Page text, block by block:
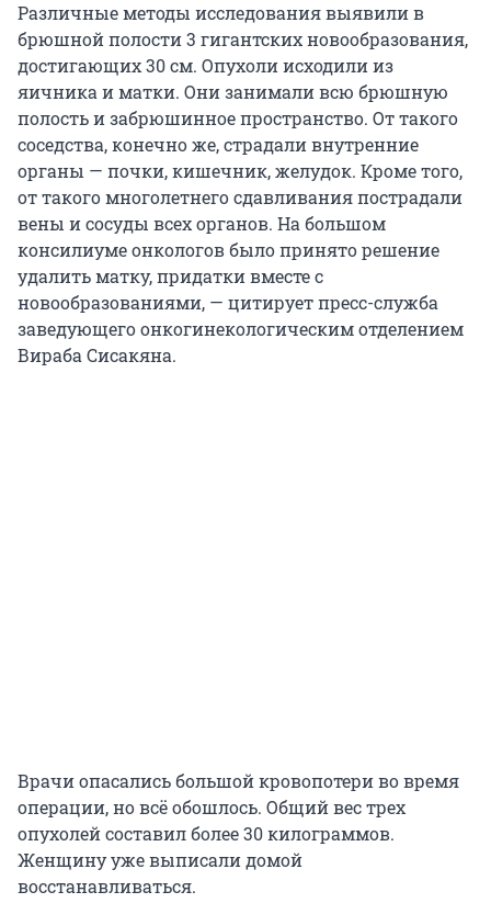
Различные методы исследования выявили в
брюшной полости 3 гигантских новообразования,
достигающих 30 см. Опухоли исходили из
яичника и матки. Они занимали всю брюшную
полость и забрюшинное пространство. От такого
соседства, конечно же, страдали внутренние
органы — почки, кишечник, желудок. Кроме того,
от такого многолетнего сдавливания пострадали
вены и сосуды всех органов. На большом
консилиуме онкологов было принято решение
удалить матку, придатки вместе с
новообразованиями, — цитирует пресс-служба
заведующего онкогинекологическим отделением
Вираба Сисакяна.
Врачи опасались большой кровопотери во время
операции, но всё обошлось. Общий вес трех
опухолей составил более 30 килограммов.
Женщину уже выписали домой
восстанавливаться.